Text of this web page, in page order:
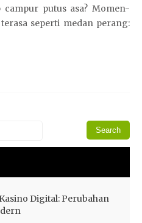
putus asa? Momen-
seperti medan perang:
Digital: Perubahan